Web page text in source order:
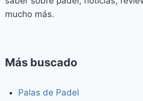
mucho más.
Más buscado
Palas de Padel